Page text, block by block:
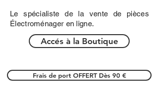
Le spécialiste de la vente de pièces
Électroménager en ligne.
Accés à la Boutique
Frais de port OFFERT Dès 90 €